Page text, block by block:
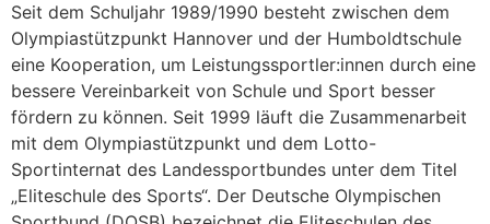
Seit dem Schuljahr 1989/1990 besteht zwischen dem
Olympiastützpunkt Hannover und der Humboldtschule
eine Kooperation, um Leistungssportler:innen durch eine
bessere Vereinbarkeit von Schule und Sport besser
fördern zu können. Seit 1999 läuft die Zusammenarbeit
mit dem Olympiastützpunkt und dem Lotto-
Sportinternat des Landessportbundes unter dem Titel
„Eliteschule des Sports“. Der Deutsche Olympischen